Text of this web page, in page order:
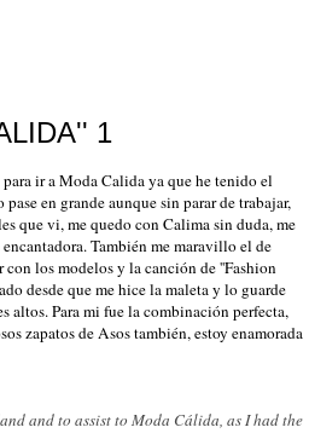
1
ir a Moda Calida ya que he tenido el
en grande aunque sin parar de trabajar,
que vi, me quedo con Calima sin duda, me
También me maravillo el de
los modelos y la canción de ''Fashion
desde que me hice la maleta y lo guarde
altos. Para mi fue la combinación perfecta,
zapatos de Asos también, estoy enamorada
and to assist to Moda Cálida, as I had the